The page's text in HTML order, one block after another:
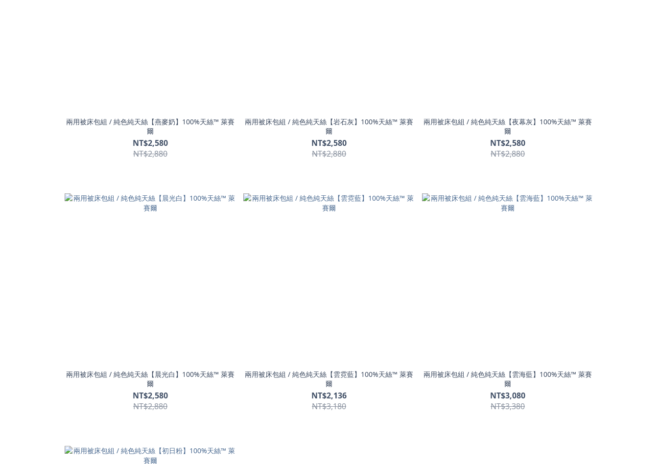
兩用被床包組 / 純色純天絲【燕麥奶】100%天絲™ 萊賽
爾
NT$2,580
NT$2,880
兩用被床包組 / 純色純天絲【岩石灰】100%天絲™ 萊賽
爾
NT$2,580
NT$2,880
兩用被床包組 / 純色純天絲【夜幕灰】100%天絲™ 萊賽
爾
NT$2,580
NT$2,880
兩用被床包組 / 純色純天絲【晨光白】100%天絲™ 萊賽
爾
NT$2,580
NT$2,880
兩用被床包組 / 純色純天絲【雲霓藍】100%天絲™ 萊賽
爾
NT$2,136
NT$3,180
兩用被床包組 / 純色純天絲【雲海藍】100%天絲™ 萊賽
爾
NT$3,080
NT$3,380